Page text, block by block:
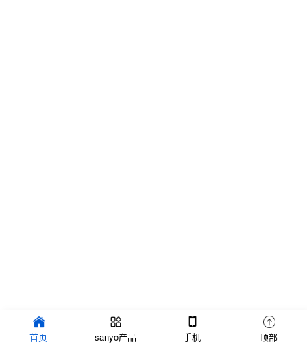
首页 sanyo产品 手机 顶部